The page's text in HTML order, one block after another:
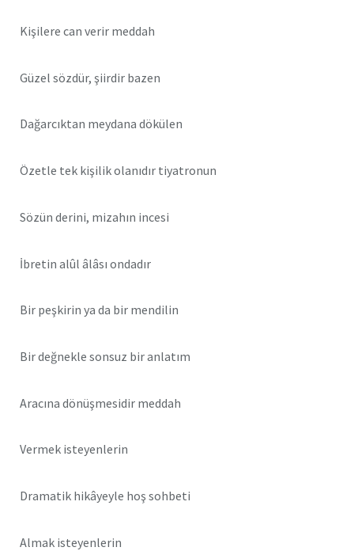
Kişilere can verir meddah
Güzel sözdür, şiirdir bazen
Dağarcıktan meydana dökülen
Özetle tek kişilik olanıdır tiyatronun
Sözün derini, mizahın incesi
İbretin alûl âlâsı ondadır
Bir peşkirin ya da bir mendilin
Bir değnekle sonsuz bir anlatım
Aracına dönüşmesidir meddah
Vermek isteyenlerin
Dramatik hikâyeyle hoş sohbeti
Almak isteyenlerin